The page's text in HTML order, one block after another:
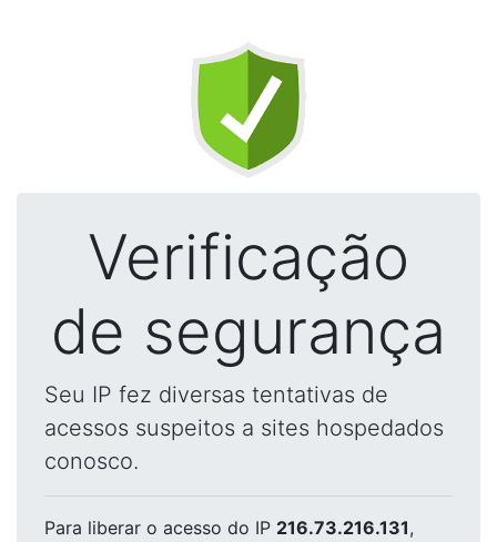
Verificação
de segurança
Seu IP fez diversas tentativas de
acessos suspeitos a sites hospedados
conosco.
Para liberar o acesso do IP 216.73.216.131,